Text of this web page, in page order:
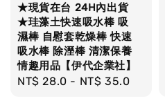
★現貨在台 24H內出貨
★珪藻土快速吸水棒 吸
濕棒 自慰套乾燥棒 快速
吸水棒 除溼棒 清潔保養
情趣用品【伊代企業社】
Regular
NT$ 28.0 - NT$ 35.0